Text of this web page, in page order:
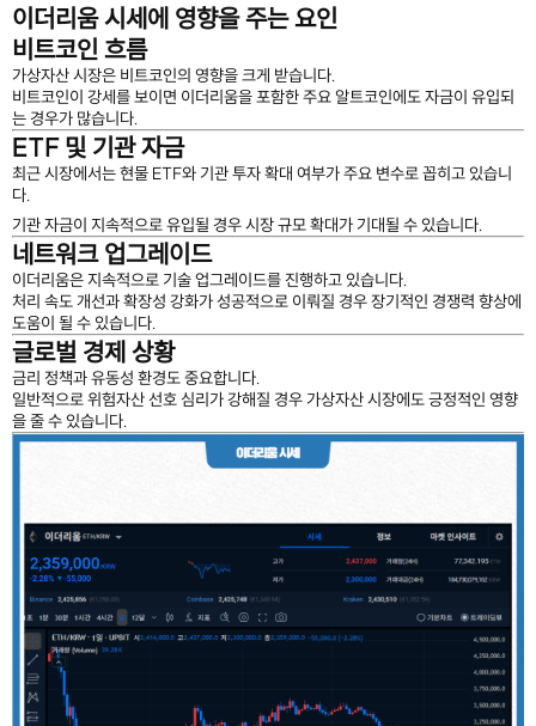
이더리움 시세에 영향을 주는 요인
비트코인 흐름
가상자산 시장은 비트코인의 영향을 크게 받습니다.
비트코인이 강세를 보이면 이더리움을 포함한 주요 알트코인에도 자금이 유입되
는 경우가 많습니다.
ETF 및 기관 자금
최근 시장에서는 현물 ETF와 기관 투자 확대 여부가 주요 변수로 꼽히고 있습니
다.
기관 자금이 지속적으로 유입될 경우 시장 규모 확대가 기대될 수 있습니다.
네트워크 업그레이드
이더리움은 지속적으로 기술 업그레이드를 진행하고 있습니다.
처리 속도 개선과 확장성 강화가 성공적으로 이뤄질 경우 장기적인 경쟁력 향상에
도움이 될 수 있습니다.
글로벌 경제 상황
금리 정책과 유동성 환경도 중요합니다.
일반적으로 위험자산 선호 심리가 강해질 경우 가상자산 시장에도 긍정적인 영향
을 줄 수 있습니다.